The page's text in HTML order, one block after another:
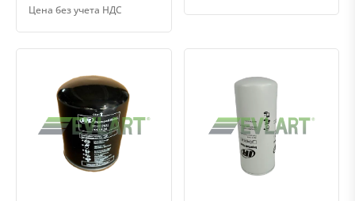
Цена без учета НДС
Быстрый просмотрДобавить к сравнению
Добавить в избранное Быстрый просмотрДобавить к сравнению